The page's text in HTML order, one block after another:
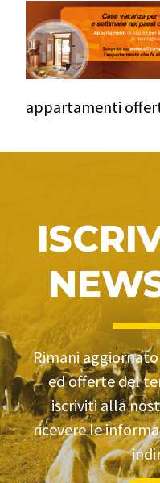
appartamenti
Rimani
ed offerte del
iscriviti alla
ricevere le